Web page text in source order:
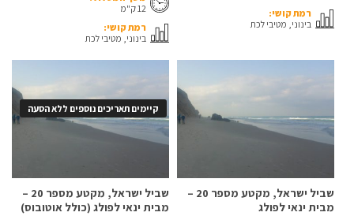
רמת קושי:
בינוני, מטיבי לכת
12 ק"מ
רמת קושי:
בינוני, מטיבי לכת
שביל ישראל, מקטע מספר 20 –
מבית ינאי לפולג
קיימים תאריכים נוספים ללא הסעה
שביל ישראל, מקטע מספר 20 –
מבית ינאי לפולג (כולל אוטובוס)